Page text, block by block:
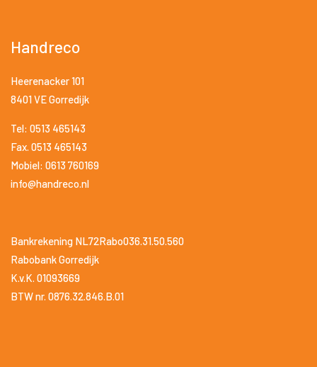
Handreco
Heerenacker 101
8401 VE Gorredijk
Tel: 0513 465143
Fax. 0513 465143
Mobiel: 0613 760169
info@handreco.nl
Bankrekening NL72Rabo036.31.50.560
Rabobank Gorredijk
K.v.K. 01093669
BTW nr. 0876.32.846.B.01